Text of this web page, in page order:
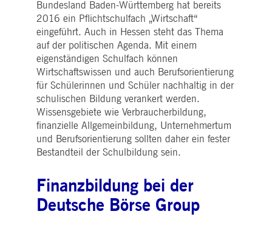
Bundesland Baden-Württemberg hat bereits
2016 ein Pflichtschulfach „Wirtschaft“
eingeführt. Auch in Hessen steht das Thema
auf der politischen Agenda. Mit einem
eigenständigen Schulfach können
Wirtschaftswissen und auch Berufsorientierung
für Schülerinnen und Schüler nachhaltig in der
schulischen Bildung verankert werden.
Wissensgebiete wie Verbraucherbildung,
finanzielle Allgemeinbildung, Unternehmertum
und Berufsorientierung sollten daher ein fester
Bestandteil der Schulbildung sein.
Finanzbildung bei der
Deutsche Börse Group
boerse.com
Minuten
58
Sekunden
Webanalyseplattform von Piwik verknüpft. Es
wird verwendet, um Website-Eigentümern
dabei zu helfen, das Besucherverhalten zu
verfolgen und die Leistung der Website zu
messen. Es handelt sich um ein Muster-
Cookie, bei dem auf das Präfix _pk_ses eine
kurze Reihe von Zahlen und Buchstaben folgt,
von denen angenommen wird, dass sie ein
Referenzcode für die Domäne sind, die das
Cookie setzt.